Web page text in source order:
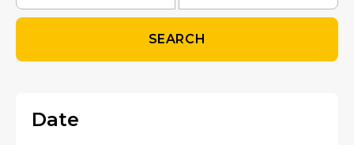
SEARCH
Date